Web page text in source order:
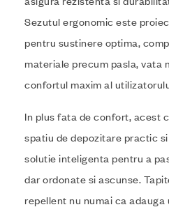
Sezutul ergonomic este
pentru sustinere optima,
materiale precum pasla, vata
confortul maxim al
In plus fata de confort, acest
spatiu de depozitare practic
solutie inteligenta pentru a
dar ordonate si ascunse.
repellent nu numai ca